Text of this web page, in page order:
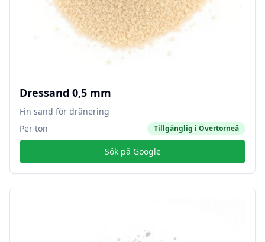
Dressand 0,5 mm
Fin sand för dränering
Per ton
Tillgänglig i Övertorneå
Sök på Google